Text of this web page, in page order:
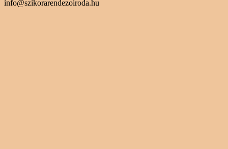
info@szikorarendezoiroda.hu